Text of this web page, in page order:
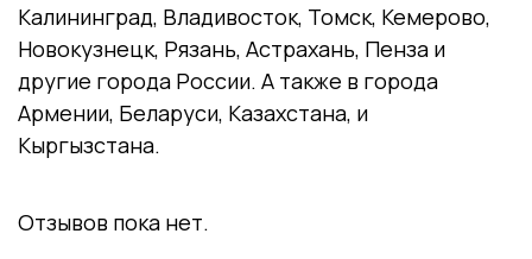
Калининград, Владивосток, Томск, Кемерово,
Новокузнецк, Рязань, Астрахань, Пенза и
другие города России. А также в города
Армении, Беларуси, Казахстана, и
Кыргызстана.
Отзывов пока нет.